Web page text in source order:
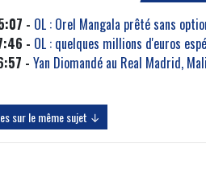
- OL : Orel Mangala prêté sans
- OL : quelques millions d'euros
- Yan Diomandé au Real Madrid,
sur le même sujet ↓